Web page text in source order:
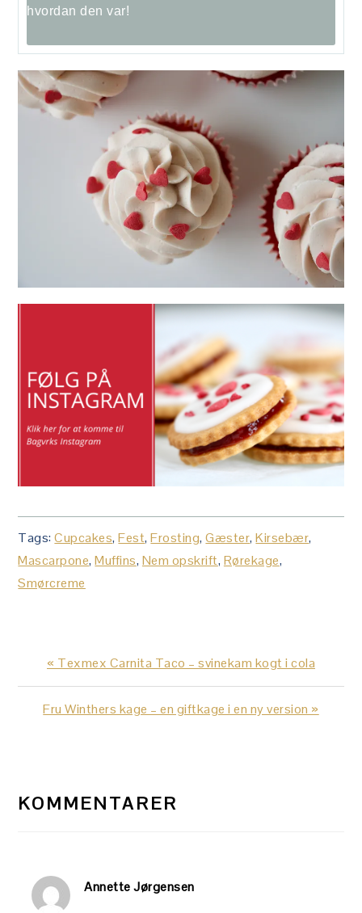
hvordan den var!
Tags:Cupcakes,Fest,Frosting,Gæster,Kirsebær,
Mascarpone,Muffins, Nem opskrift, Rørekage,
Smørcreme
Previous
Post:
« Texmex Carnita Taco – svinekam kogt i cola
Next
Fru Winthers kage – en giftkage i en ny version »
KOMMENTARER
Annette Jørgensen